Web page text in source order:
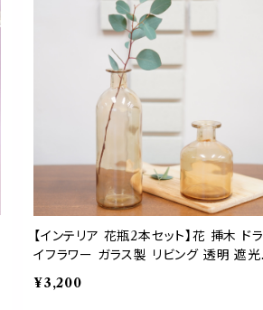
【インテリア 花瓶2本セット】花 挿木 ドラ
イフラワー ガラス製 リビング 透明 遮光
イエロー お洒落
¥3,200